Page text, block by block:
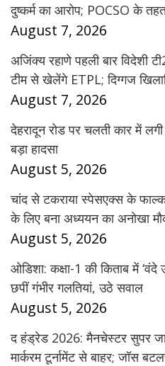
दुष्कर्म का आरोप; POCSO के तहत
August 7, 2026
अजिंक्य रहाणे पहली बार विदेशी
टीम से खेलेंगे ETPL; दिग्गज
August 7, 2026
देहरादून रोड पर चलती कार में
बड़ा हादसा
August 5, 2026
चांद से टकराया स्पेसएक्स के
के लिए बना अध्ययन का अनोखा
August 5, 2026
ओडिशा: कक्षा-1 की किताब में
छपीं गंभीर गलतियां, उठे सवाल
August 5, 2026
द हंड्रेड 2026: मैनचेस्टर सुपर
मार्करम टूर्नामेंट से बाहर; जॉस